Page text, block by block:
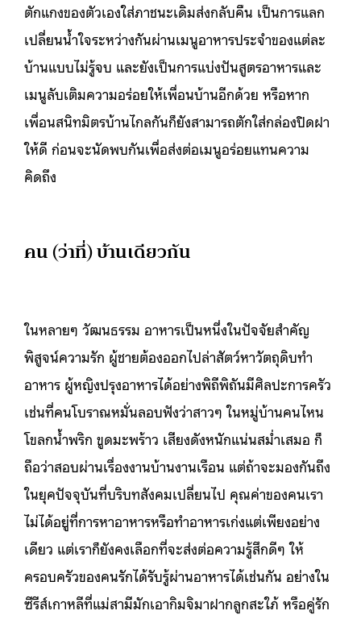
ตักแกงของตัวเองใส่ภาชนะเดิมส่งกลับคืน เป็นการแลก
เปลี่ยนน้ำใจระหว่างกันผ่านเมนูอาหารประจำของแต่ละ
บ้านแบบไม่รู้จบ และยังเป็นการแบ่งปันสูตรอาหารและ
เมนูลับเติมความอร่อยให้เพื่อนบ้านอีกด้วย หรือหาก
เพื่อนสนิทมิตรบ้านไกลกันก็ยังสามารถตักใส่กล่องปิดฝา
ให้ดี ก่อนจะนัดพบกันเพื่อส่งต่อเมนูอร่อยแทนความ
คิดถึง
คน (ว่าที่) บ้านเดียวกัน
ในหลายๆ วัฒนธรรม อาหารเป็นหนึ่งในปัจจัยสำคัญ
พิสูจน์ความรัก ผู้ชายต้องออกไปล่าสัตว์หาวัตถุดิบทำ
อาหาร ผู้หญิงปรุงอาหารได้อย่างพิถีพิถันมีศิลปะการครัว
เช่นที่คนโบราณหมั่นลอบฟังว่าสาวๆ ในหมู่บ้านคนไหน
โขลกน้ำพริก ขูดมะพร้าว เสียงดังหนักแน่นสม่ำเสมอ ก็
ถือว่าสอบผ่านเรื่องงานบ้านงานเรือน แต่ถ้าจะมองกันถึง
ในยุคปัจจุบันที่บริบทสังคมเปลี่ยนไป คุณค่าของคนเรา
ไม่ได้อยู่ที่การหาอาหารหรือทำอาหารเก่งแต่เพียงอย่าง
เดียว แต่เราก็ยังคงเลือกที่จะส่งต่อความรู้สึกดีๆ ให้
ครอบครัวของคนรักได้รับรู้ผ่านอาหารได้เช่นกัน อย่างใน
ซีรีส์เกาหลีที่แม่สามีมักเอากิมจิมาฝากลูกสะใภ้ หรือคู่รัก